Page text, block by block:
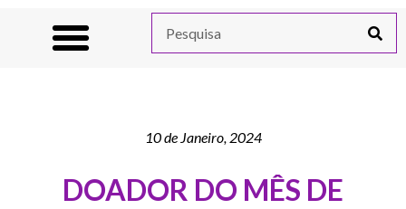
10 de Janeiro, 2024
DOADOR DO MÊS DE